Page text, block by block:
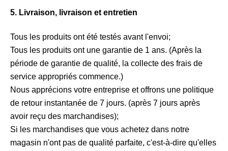
5. Livraison, livraison et entretien
Tous les produits ont été testés avant l'envoi;
Tous les produits ont une garantie de 1 ans. (Après la
période de garantie de qualité, la collecte des frais de
service appropriés commence.)
Nous apprécions votre entreprise et offrons une politique
de retour instantanée de 7 jours. (après 7 jours après
avoir reçu des marchandises);
Si les marchandises que vous achetez dans notre
magasin n'ont pas de qualité parfaite, c'est-à-dire qu'elles